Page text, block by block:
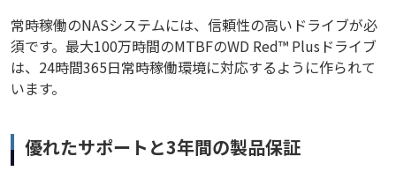
常時稼働のNASシステムには、信頼性の高いドライブが必
須です。最大100万時間のMTBFのWD Red™ Plusドライブ
は、24時間365日常時稼働環境に対応するように作られて
います。
優れたサポートと3年間の製品保証